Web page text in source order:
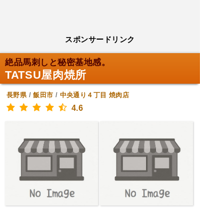
スポンサードリンク
絶品馬刺しと秘密基地感。
TATSU屋肉焼所
長野県/飯田市 / 中央通り４丁目 焼肉店
4.6